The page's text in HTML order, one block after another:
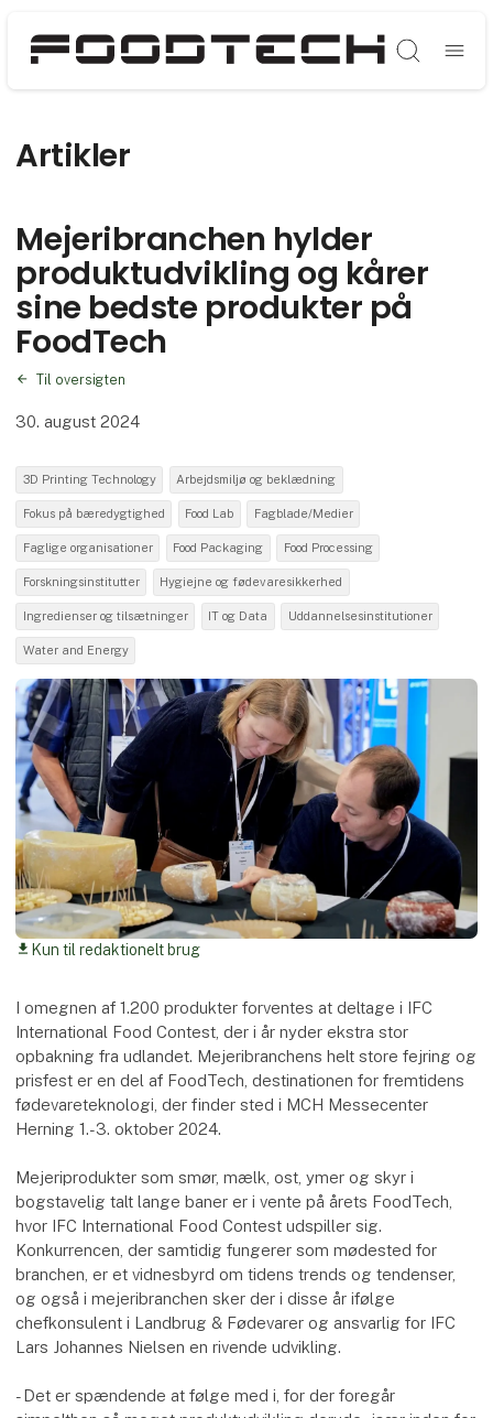
Søg
Artikler
Mejeribranchen hylder
produktudvikling og kårer
sine bedste produkter på
FoodTech
Til oversigten
30. august 2024
3D Printing Technology Arbejdsmiljø og beklædning
Fokus på bæredygtighed Food Lab Fagblade/Medier
Faglige organisationer Food Packaging Food Processing
Forskningsinstitutter Hygiejne og fødevaresikkerhed
Ingredienser og tilsætninger IT og Data Uddannelsesinstitutioner
Water and Energy
download Kun til redaktionelt brug
I omegnen af 1.200 produkter forventes at deltage i IFC
International Food Contest, der i år nyder ekstra stor
opbakning fra udlandet. Mejeribranchens helt store fejring og
prisfest er en del af FoodTech, destinationen for fremtidens
fødevareteknologi, der finder sted i MCH Messecenter
Herning 1.-3. oktober 2024.
Mejeriprodukter som smør, mælk, ost, ymer og skyr i
bogstavelig talt lange baner er i vente på årets FoodTech,
hvor IFC International Food Contest udspiller sig.
Konkurrencen, der samtidig fungerer som mødested for
branchen, er et vidnesbyrd om tidens trends og tendenser,
og også i mejeribranchen sker der i disse år ifølge
chefkonsulent i Landbrug & Fødevarer og ansvarlig for IFC
Lars Johannes Nielsen en rivende udvikling.
- Det er spændende at følge med i, for der foregår